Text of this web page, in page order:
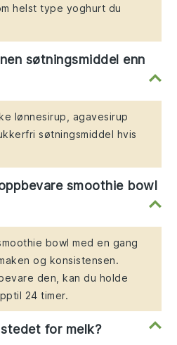
helst type yoghurt du
søtningsmiddel enn
lønnesirup, agavesirup
søtningsmiddel hvis
smoothie bowl
bowl med en gang
og konsistensen.
den, kan du holde
24 timer.
for melk?